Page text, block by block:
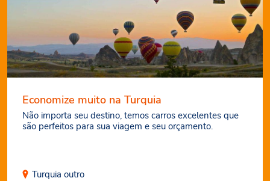
Economize muito na Turquia
Não importa seu destino, temos carros excelentes que
são perfeitos para sua viagem e seu orçamento.
Turquia outro